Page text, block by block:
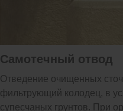
Самотечный отвод
Отведение очищенных
фильтрующий колодец, в
супесчаных грунтов. При